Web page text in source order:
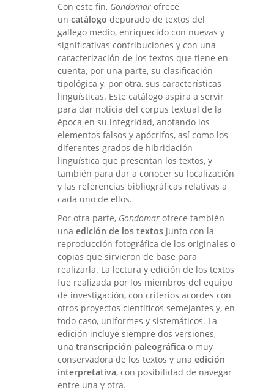
Con este fin, Gondomar ofrece
un catálogo depurado de textos del
gallego medio, enriquecido con nuevas y
significativas contribuciones y con una
caracterización de los textos que tiene en
cuenta, por una parte, su clasificación
tipológica y, por otra, sus características
lingüísticas. Este catálogo aspira a servir
para dar noticia del corpus textual de la
época en su integridad, anotando los
elementos falsos y apócrifos, así como los
diferentes grados de hibridación
lingüística que presentan los textos, y
también para dar a conocer su localización
y las referencias bibliográficas relativas a
cada uno de ellos.
Por otra parte, Gondomar ofrece también
una edición de los textos junto con la
reproducción fotográfica de los originales o
copias que sirvieron de base para
realizarla. La lectura y edición de los textos
fue realizada por los miembros del equipo
de investigación, con criterios acordes con
otros proyectos científicos semejantes y, en
todo caso, uniformes y sistemáticos. La
edición incluye siempre dos versiones,
una transcripción paleográfica o muy
conservadora de los textos y una edición
interpretativa, con posibilidad de navegar
entre una y otra.